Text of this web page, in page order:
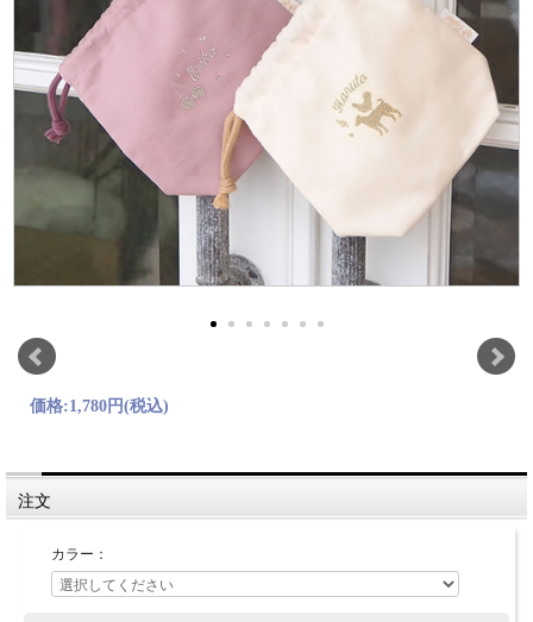
価格:1,780円(税込)
注文
カラー：